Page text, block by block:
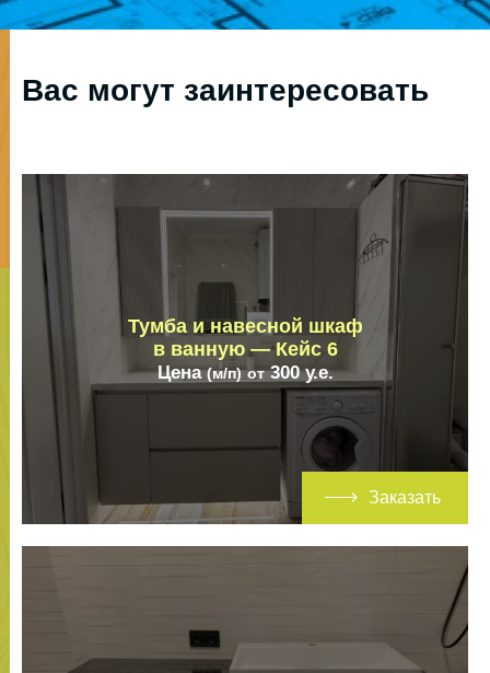
Вас могут заинтересовать
Тумба и навесной шкаф
в ванную — Кейс 6
Цена(м/п) от300у.е.
Заказать